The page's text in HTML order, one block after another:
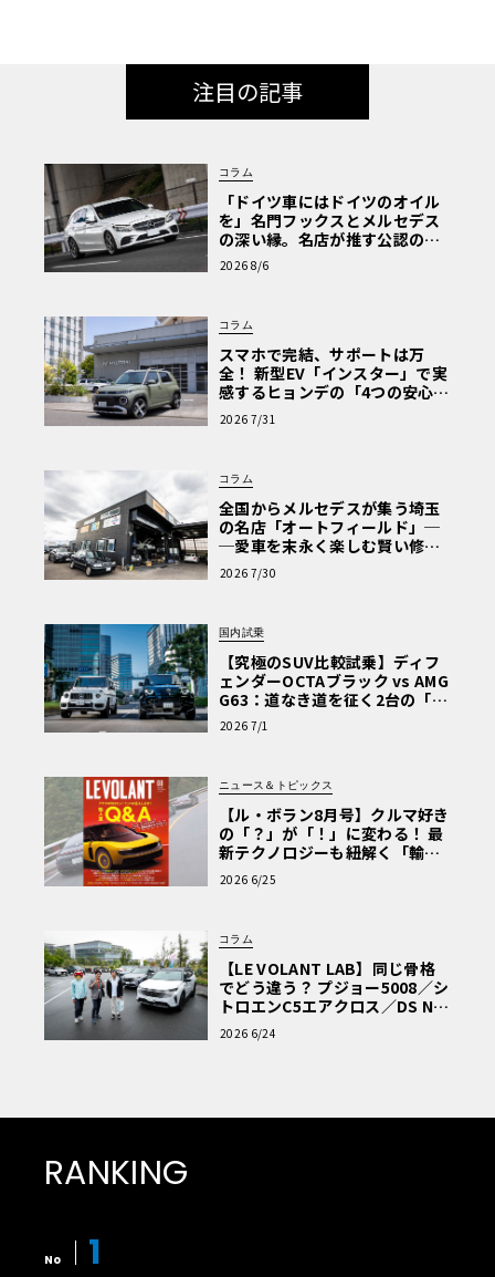
注目の記事
コラム
「ドイツ車にはドイツのオイル
を」名門フックスとメルセデス
の深い縁。名店が推す公認の安
心と、Cクラスで味わうシルキー
な走り〈PR〉
2026 8/6
コラム
スマホで完結、サポートは万
全！ 新型EV「インスター」で実
感するヒョンデの「4つの安心」
【第1回・ヒョンデ6つの疑問：
Why? Hyundai?】〈PR〉
2026 7/31
コラム
全国からメルセデスが集う埼玉
の名店「オートフィールド」─
─愛車を末永く楽しむ賢い修理
術と、プロがフックス製オイル
を選ぶ理由〈PR〉
2026 7/30
国内試乗
【究極のSUV比較試乗】ディフ
ェンダーOCTAブラック vs AMG
G63：道なき道を征く2台の「対
極的アプローチ」
2026 7/1
ニュース＆トピックス
【ル・ボラン8月号】クルマ好き
の「？」が「！」に変わる！ 最
新テクノロジーも紐解く「輸入
車Q&A」
2026 6/25
コラム
【LE VOLANT LAB】同じ骨格
でどう違う？ プジョー5008／シ
トロエンC5エアクロス／DS Nº4
読者一気乗りレポート
2026 6/24
RANKING
No 1